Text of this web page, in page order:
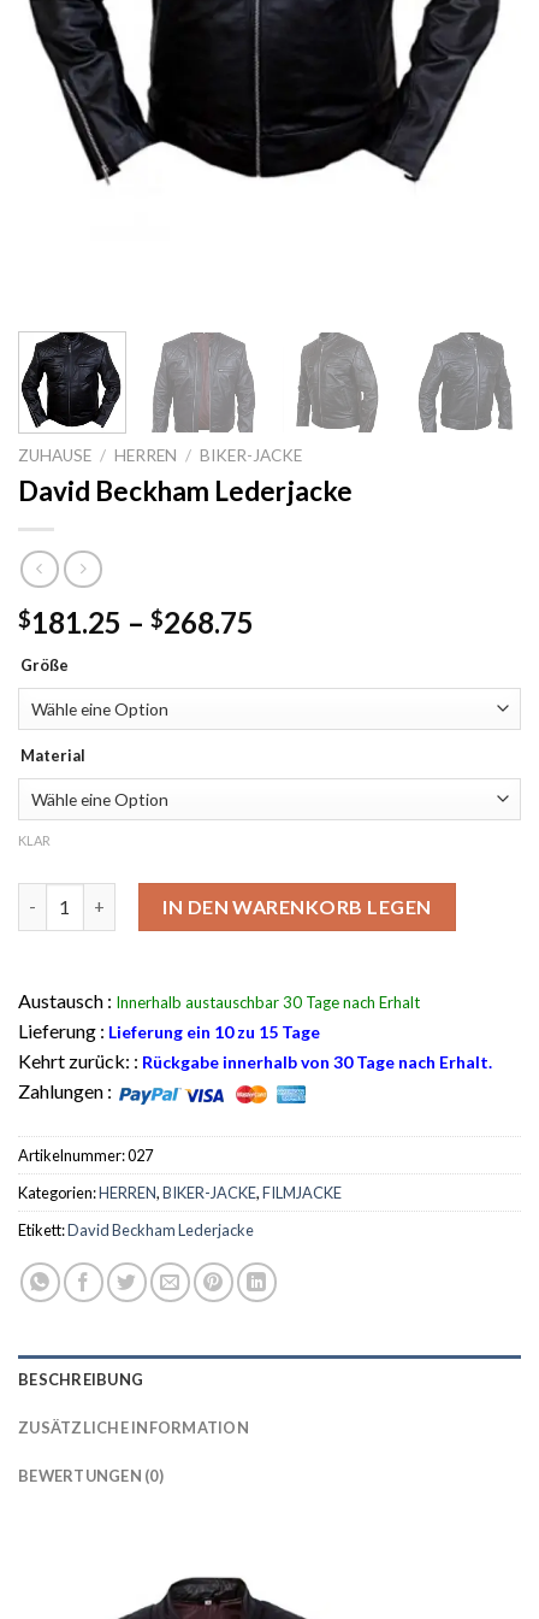
ZUHAUSE / HERREN / BIKER-JACKE
David Beckham Lederjacke
$181.25 – $268.75
Größe
Material
KLAR
IN DEN WARENKORB LEGEN
Austausch : Innerhalb austauschbar 30 Tage nach Erhalt
Lieferung : Lieferung ein 10 zu 15 Tage
Kehrt zurück: : Rückgabe innerhalb von 30 Tage nach Erhalt.
Zahlungen :
Artikelnummer:027
Kategorien:HERREN,BIKER-JACKE,FILMJACKE
Etikett:David Beckham Lederjacke
BESCHREIBUNG
ZUSÄTZLICHE INFORMATION
BEWERTUNGEN (0)